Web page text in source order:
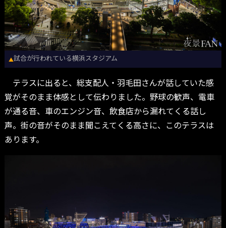
▲試合が行われている横浜スタジアム
テラスに出ると、総支配人・羽毛田さんが話していた感
覚がそのまま体感として伝わりました。野球の歓声、電車
が通る音、車のエンジン音、飲食店から漏れてくる話し
声。街の音がそのまま聞こえてくる高さに、このテラスは
あります。